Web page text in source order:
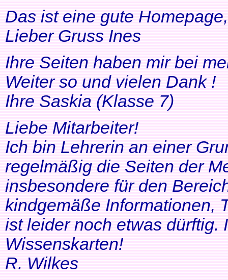
Das ist eine gute
Lieber Gruss Ines
Ihre Seiten haben mir bei
Weiter so und vielen Dank !
Ihre Saskia (Klasse 7)
Liebe Mitarbeiter!
Ich bin Lehrerin an einer
regelmäßig die Seiten der
insbesondere für den
kindgemäße Informationen,
ist leider noch etwas dürftig.
Wissenskarten!
R. Wilkes